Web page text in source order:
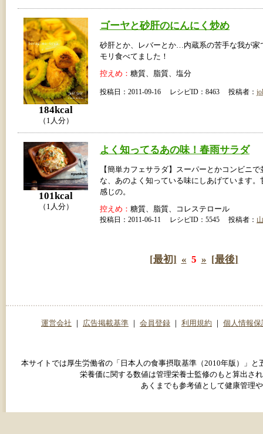
184kcal
（1人分）
ゴーヤと砂肝のにんにく炒め
砂肝とか、レバーとか…内蔵系の苦手な我が家
モリ食べてました！
控えめ： 糖質、脂質、塩分
投稿日：2011-09-16 レシピID：8463 投稿者：
101kcal
（1人分）
よく知ってるあの味！春雨サラダ
【簡単カフェサラダ】スーパーとかコンビニ
な、あのよく知っている味にしあげています。
感じの。
控えめ： 糖質、脂質、コレステロール
投稿日：2011-06-11 レシピID：5545 投稿者：
[最初] « 5 » [最後]
運営会社 ｜ 広告掲載基準 ｜ 会員登録 ｜ 利用規約 ｜ 個人情報保
本サイトでは厚生労働省の「日本人の食事摂取基準（2010年版）」
栄養価に関する数値は管理栄養士監修のもと算出さ
あくまでも参考値として健康管理